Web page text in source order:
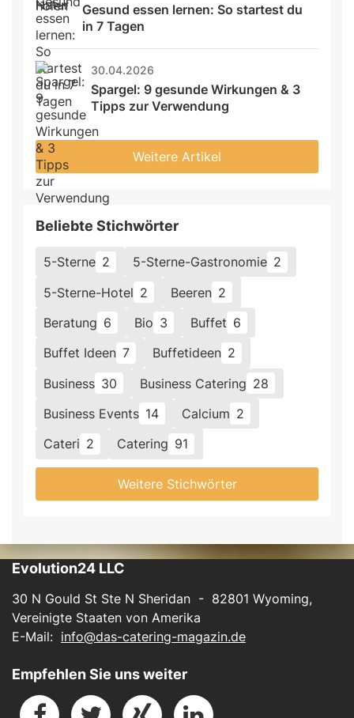
Gesund essen lernen: So startest du
in 7 Tagen
30.04.2026
Spargel: 9 gesunde Wirkungen & 3
Tipps zur Verwendung
Weitere Artikel
Beliebte Stichwörter
5-Sterne 2 5-Sterne-Gastronomie 2
5-Sterne-Hotel 2 Beeren 2
Beratung 6 Bio 3 Buffet 6
Buffet Ideen 7 Buffetideen 2
Business 30 Business Catering 28
Business Events 14 Calcium 2
Cateri 2 Catering 91
Weitere Stichwörter
Evolution24 LLC
30 N Gould St Ste N Sheridan - 82801 Wyoming,
Vereinigte Staaten von Amerika
E-Mail: info@das-catering-magazin.de
Empfehlen Sie uns weiter